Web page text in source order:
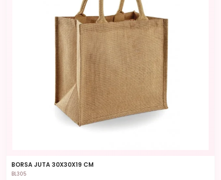
BORSA JUTA 30X30X19 CM
BL305